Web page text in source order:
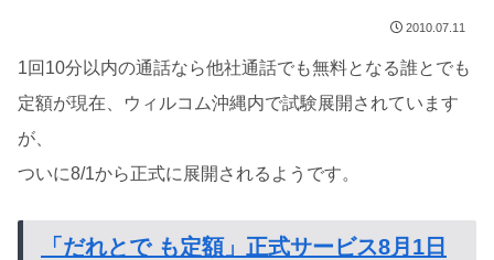
2010.07.11
1回10分以内の通話なら他社通話でも無料となる誰とでも
定額が現在、ウィルコム沖縄内で試験展開されています
が、
ついに8/1から正式に展開されるようです。
「だれとで も定額」正式サービス8月1日